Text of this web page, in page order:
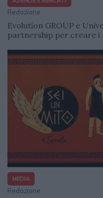
Redazione
Evolution GROUP e
partnership per creare
MEDIA
Redazione